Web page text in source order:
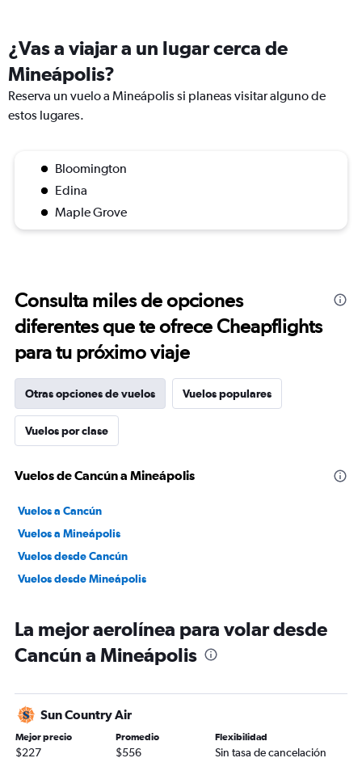
¿Vas a viajar a un lugar cerca de
Mineápolis?
Reserva un vuelo a Mineápolis si planeas visitar alguno de
estos lugares.
Bloomington
Edina
Maple Grove
Consulta miles de opciones
diferentes que te ofrece Cheapflights
para tu próximo viaje
Otras opciones de vuelos Vuelos populares
Vuelos por clase
Vuelos de Cancún a Mineápolis
Vuelos a Cancún
Vuelos a Mineápolis
Vuelos desde Cancún
Vuelos desde Mineápolis
La mejor aerolínea para volar desde
Cancún a Mineápolis
Sun Country Air
Mejor precio
$227
Promedio
$556
Flexibilidad
Sin tasa de cancelación